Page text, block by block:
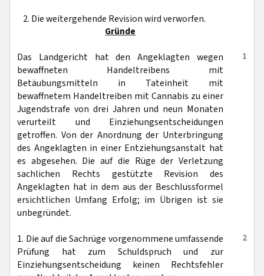
2. Die weitergehende Revision wird verworfen.
Gründe
1
Das Landgericht hat den Angeklagten wegen
bewaffneten Handeltreibens mit
Betäubungsmitteln in Tateinheit mit
bewaffnetem Handeltreiben mit Cannabis zu einer
Jugendstrafe von drei Jahren und neun Monaten
verurteilt und Einziehungsentscheidungen
getroffen. Von der Anordnung der Unterbringung
des Angeklagten in einer Entziehungsanstalt hat
es abgesehen. Die auf die Rüge der Verletzung
sachlichen Rechts gestützte Revision des
Angeklagten hat in dem aus der Beschlussformel
ersichtlichen Umfang Erfolg; im Übrigen ist sie
unbegründet.
2
1. Die auf die Sachrüge vorgenommene umfassende
Prüfung hat zum Schuldspruch und zur
Einziehungsentscheidung keinen Rechtsfehler